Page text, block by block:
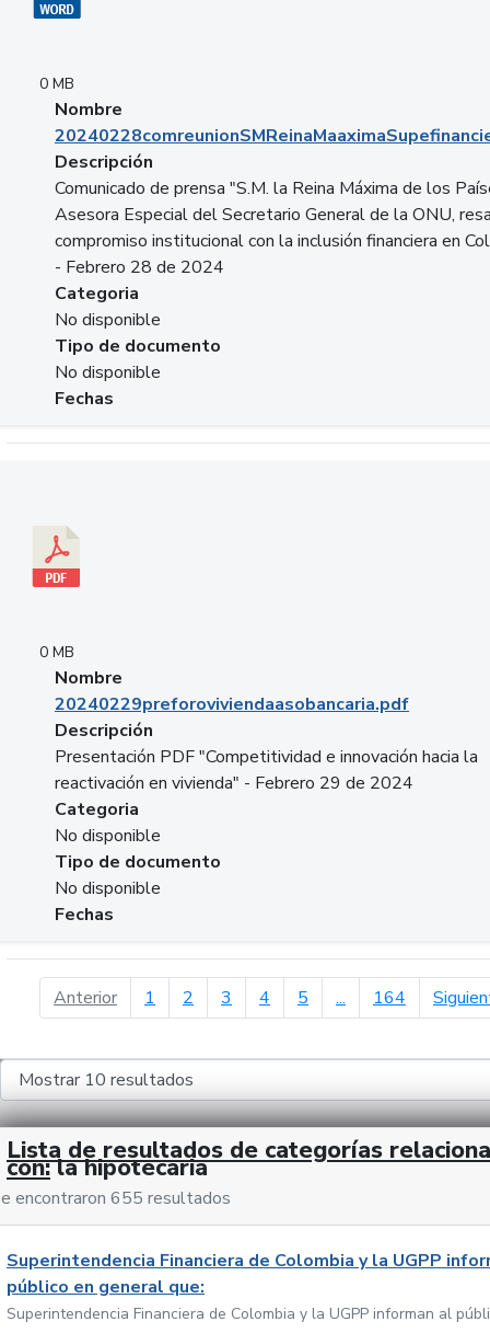
0 MB
Nombre
Descripción
Comunicado de prensa "S.M. la Reina Máxima de los
Asesora Especial del Secretario General de la ONU,
compromiso institucional con la inclusión financiera en
- Febrero 28 de 2024
Categoria
No disponible
Tipo de documento
No disponible
Fechas
0 MB
Nombre
20240229preforoviviendaasobancaria.pdf
Descripción
Presentación PDF "Competitividad e innovación hacia la
reactivación en vivienda" - Febrero 29 de 2024
Categoria
No disponible
Tipo de documento
No disponible
Fechas
Anteriorpágina anterior
1 2 3 4 5 ... 164
Lista de resultados de categorías
con: la hipotecaria
encontraron 655 resultados
Superintendencia Financiera de Colombia y la UGPP
público en general que:
Superintendencia Financiera de Colombia y la UGPP informan al